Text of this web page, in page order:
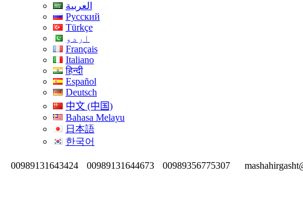
العربية
Русский
Türkçe
اردو
Français
Italiano
हिन्दी
Español
Deutsch
中文 (中国)
Bahasa Melayu
日本語
한국어
00989131643424 00989131644673 00989356775307